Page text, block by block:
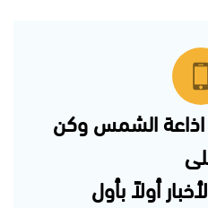
الشمس وكن
أولاً بأول